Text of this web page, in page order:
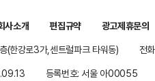
사소개 편집규약
광고제휴문의
(한강로3가,센트럴파크 타워동)
전
등록번호: 서울 아00055